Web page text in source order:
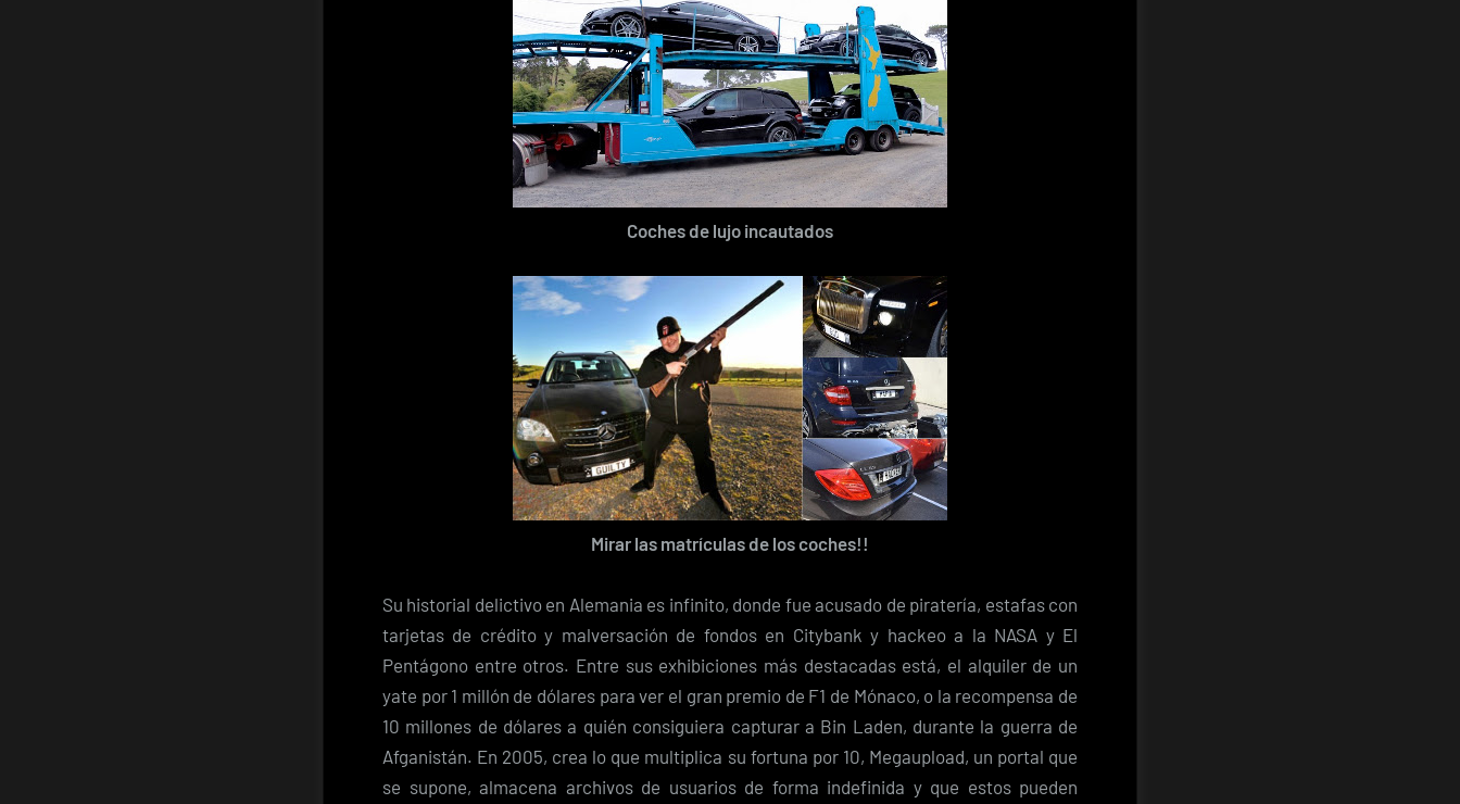
Coches de lujo incautados
Mirar las matrículas de los coches!!
Su historial delictivo en Alemania es infinito, donde fue acusado de piratería, estafas con
tarjetas de crédito y malversación de fondos en Citybank y hackeo a la NASA y El
Pentágono entre otros. Entre sus exhibiciones más destacadas está, el alquiler de un
yate por 1 millón de dólares para ver el gran premio de F1 de Mónaco, o la recompensa de
10 millones de dólares a quién consiguiera capturar a Bin Laden, durante la guerra de
Afganistán. En 2005, crea lo que multiplica su fortuna por 10, Megaupload, un portal que
se supone, almacena archivos de usuarios de forma indefinida y que estos pueden